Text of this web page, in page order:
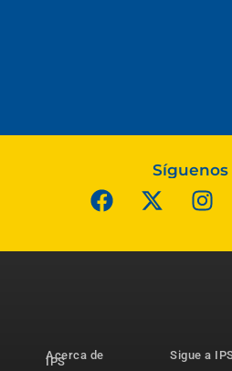
Síguenos
Acerca de
IPS
Sigue a